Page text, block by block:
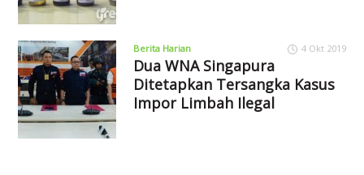
Berita Harian 4 Okt 2019
Dua WNA Singapura
Ditetapkan Tersangka Kasus
Impor Limbah Ilegal